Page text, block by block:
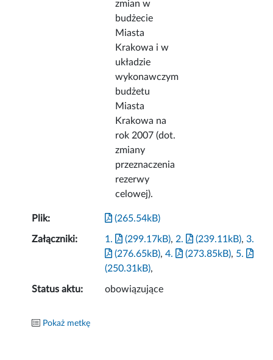
zmian w
budżecie
Miasta
Krakowa i w
układzie
wykonawczym
budżetu
Miasta
Krakowa na
rok 2007 (dot.
zmiany
przeznaczenia
rezerwy
celowej).
Plik: (265.54kB)
Załączniki: 1. (299.17kB), 2. (239.11kB),3.
(276.65kB),4. (273.85kB), 5.
(250.31kB),
Status aktu: obowiązujące
Pokaż metkę